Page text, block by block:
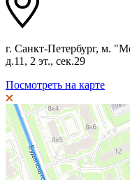
г. Санкт-Петербург, м.
д.11, 2 эт., сек.29
Посмотреть на карте